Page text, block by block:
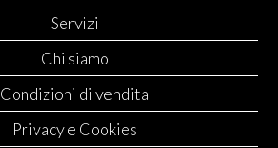
Servizi
Chi siamo
Condizioni di vendita
Privacy e Cookies